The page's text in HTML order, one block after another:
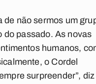
de não sermos um
do passado. As novas
humanos,
o Cordel
surpreender”, diz